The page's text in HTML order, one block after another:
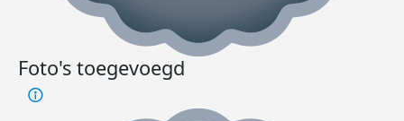
Foto's toegevoegd